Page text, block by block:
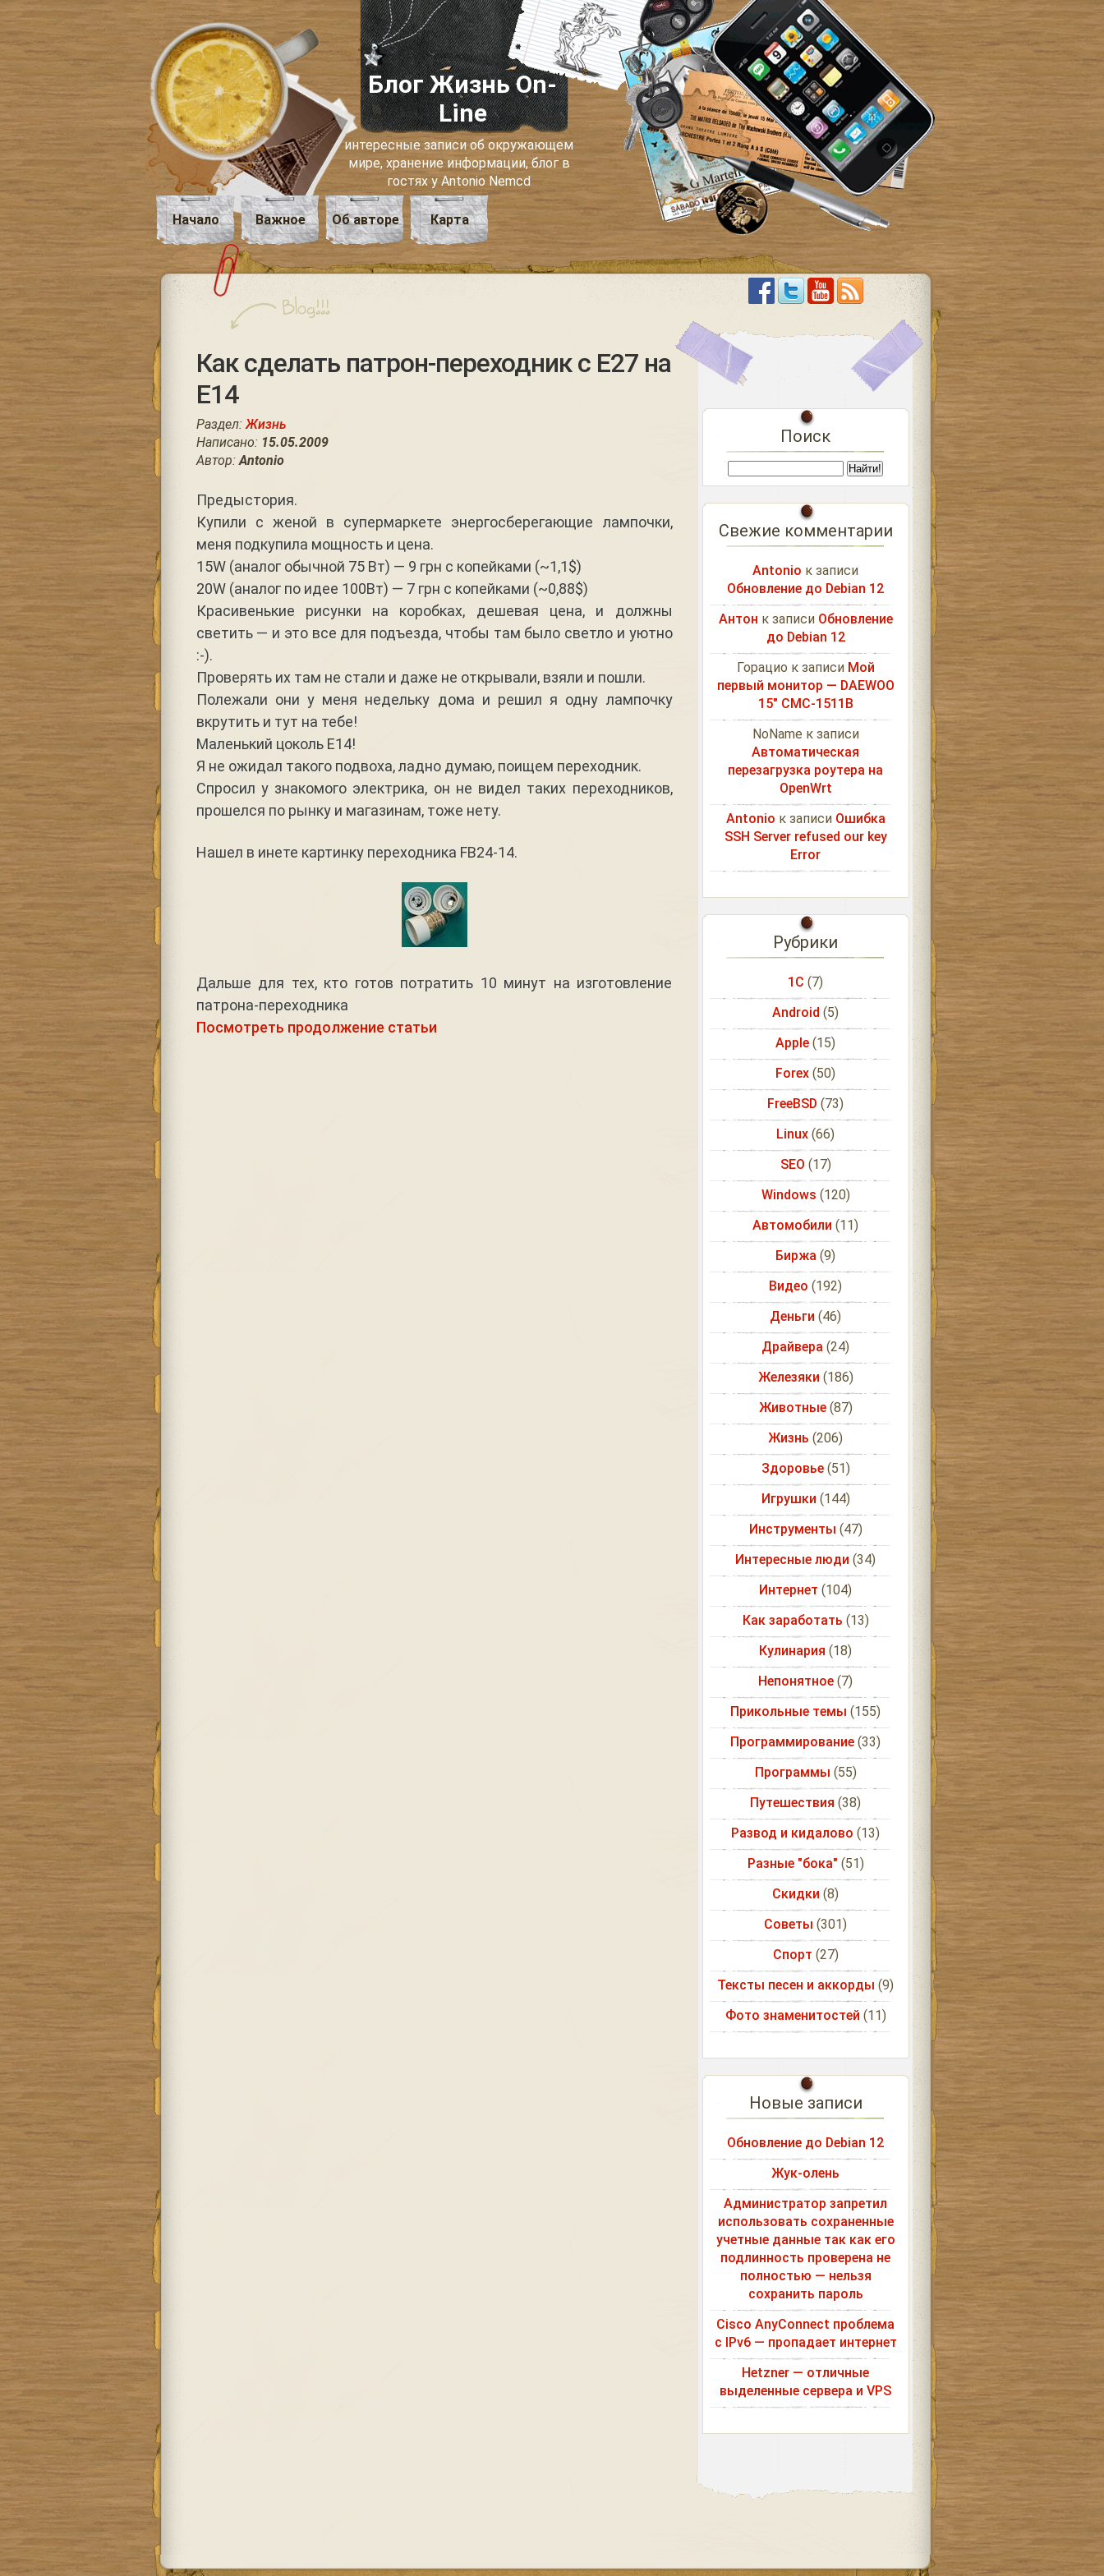
Блог Жизнь On-
Line
интересные записи об окружающем
мире, хранение информации, блог в
гостях у Antonio Nemcd
Начало Важное Об авторе Карта
Как сделать патрон-переходник с Е27 на
Е14
Раздел:Жизнь
Написано: 15.05.2009
Автор:Antonio
Предыстория.
Купили с женой в супермаркете энергосберегающие лампочки,
меня подкупила мощность и цена.
15W (аналог обычной 75 Вт) — 9 грн с копейками (~1,1$)
20W (аналог по идее 100Вт) — 7 грн с копейками (~0,88$)
Красивенькие рисунки на коробках, дешевая цена, и должны
светить — и это все для подъезда, чтобы там было светло и уютно
:-).
Проверять их там не стали и даже не открывали, взяли и пошли.
Полежали они у меня недельку дома и решил я одну лампочку
вкрутить и тут на тебе!
Маленький цоколь Е14!
Я не ожидал такого подвоха, ладно думаю, поищем переходник.
Спросил у знакомого электрика, он не видел таких переходников,
прошелся по рынку и магазинам, тоже нету.
Нашел в инете картинку переходника FB24-14.
Дальше для тех, кто готов потратить 10 минут на изготовление
патрона-переходника
Посмотреть продолжение статьи
Поиск
Свежие комментарии
Antonio к записи
Обновление до Debian 12
Антон к записи Обновление
до Debian 12
Горацио к записи Мой
первый монитор — DAEWOO
15″ CMC-1511B
NoName к записи
Автоматическая
перезагрузка роутера на
OpenWrt
Antonio к записи Ошибка
SSH Server refused our key
Error
Рубрики
1С (7)
Android (5)
Apple (15)
Forex (50)
FreeBSD (73)
Linux (66)
SEO (17)
Windows (120)
Автомобили (11)
Биржа (9)
Видео (192)
Деньги (46)
Драйвера (24)
Железяки (186)
Животные(87)
Жизнь (206)
Здоровье(51)
Игрушки (144)
Инструменты (47)
Интересные люди (34)
Интернет (104)
Как заработать (13)
Кулинария (18)
Непонятное (7)
Прикольные темы (155)
Программирование (33)
Программы (55)
Путешествия (38)
Развод и кидалово (13)
Разные "бока" (51)
Скидки (8)
Советы (301)
Спорт (27)
Тексты песен и аккорды (9)
Фото знаменитостей (11)
Новые записи
Обновление до Debian 12
Жук-олень
Администратор запретил
использовать сохраненные
учетные данные так как его
подлинность проверена не
полностью — нельзя
сохранить пароль
Cisco AnyConnect проблема
с IPv6 — пропадает интернет
Hetzner — отличные
выделенные сервера и VPS